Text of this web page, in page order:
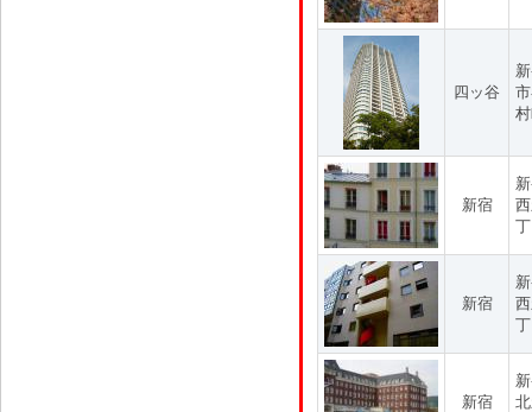
四ッ谷
新宿
新宿
新宿